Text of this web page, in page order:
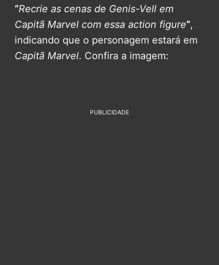
“Recrie as cenas de Genis-Vell em
Capitã Marvel com essa action figure“,
indicando que o personagem estará em
Capitã Marvel. Confira a imagem:
PUBLICIDADE